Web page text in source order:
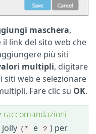
maschera,
link del sito web che
più siti
multipli, digitare
siti web e selezionare
Fare clic su OK.
raccomandazioni
jolly (* e ? ) per